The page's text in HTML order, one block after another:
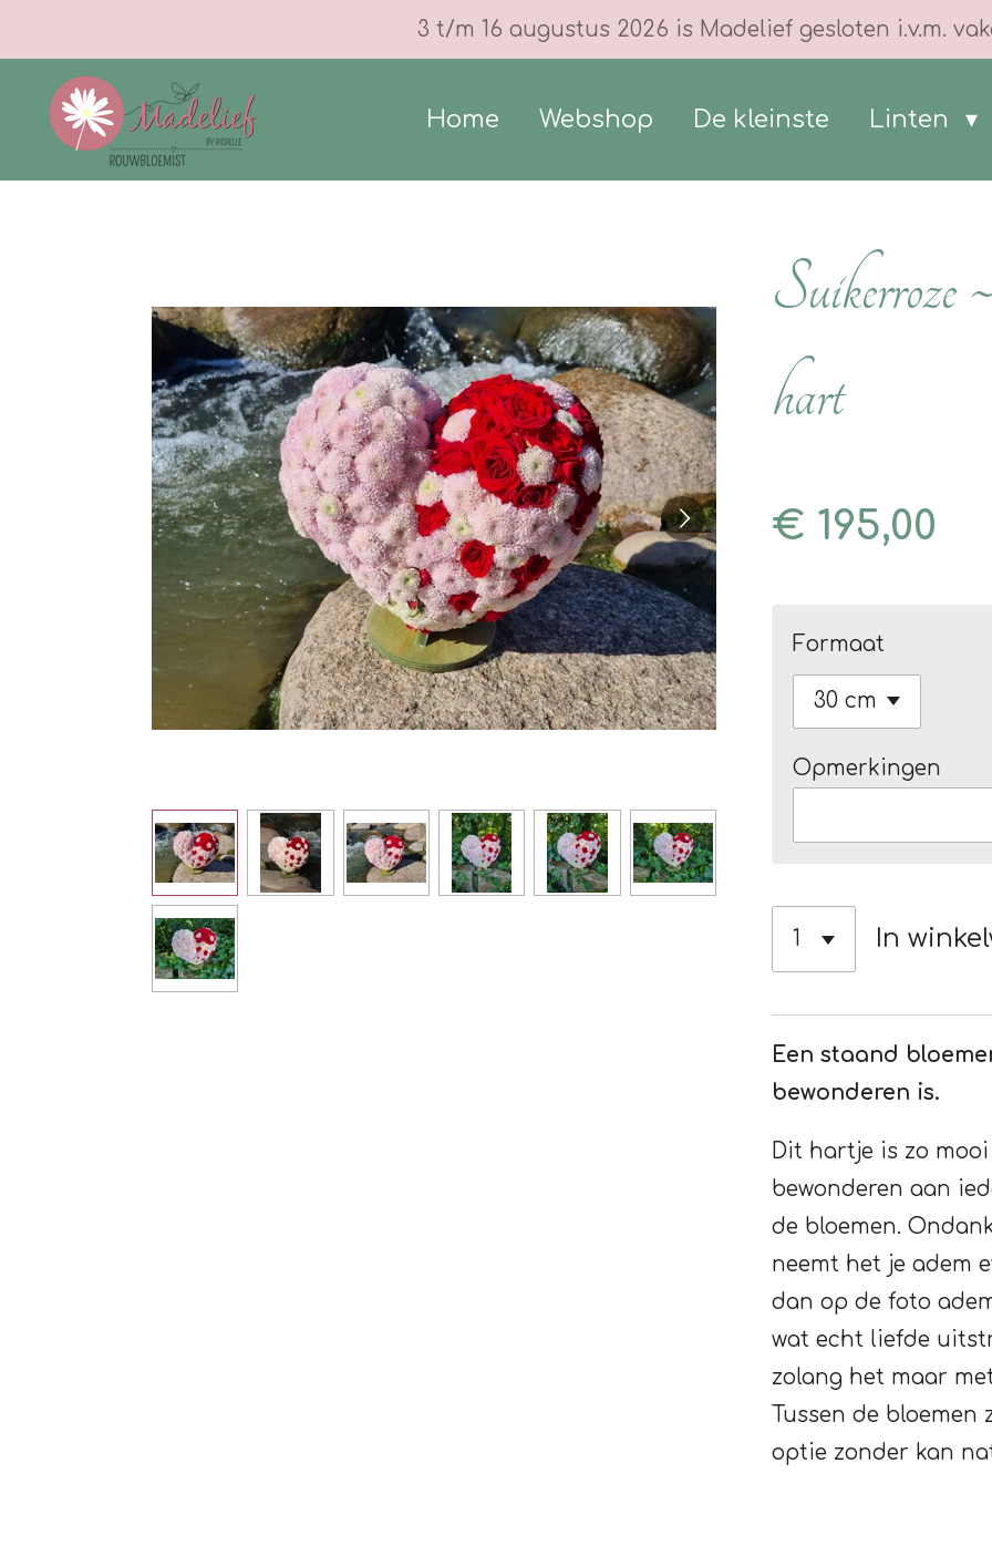
direct
naar
hoofdinhoud
3 t/m 16 augustus 2026 is Madelief gesloten i.v.m.
Home Webshop De kleinste Linten
Suikerroze
hart
€ 195,00
Formaat
Opmerkingen
In
Een staand
bewonderen is.
Dit hartje is zo
bewonderen aan
de bloemen.
neemt het je adem
dan op de foto
wat echt liefde
zolang het maar
Tussen de
optie zonder kan